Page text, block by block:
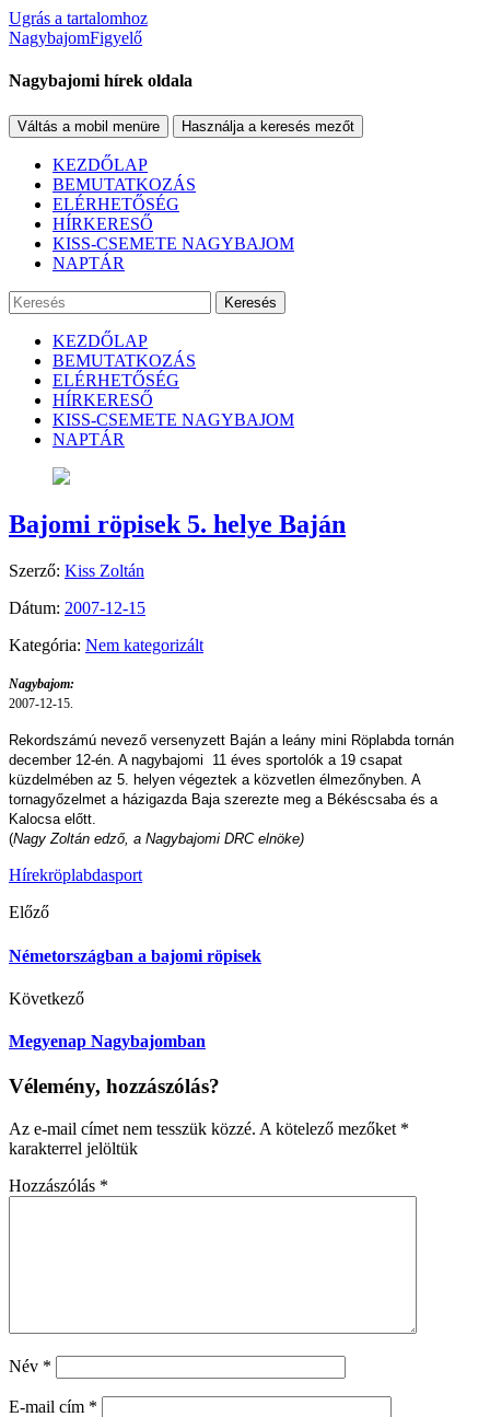
Ugrás a tartalomhoz
NagybajomFigyelő
Nagybajomi hírek oldala
Váltás a mobil menüre Használja a keresés mezőt
KEZDŐLAP
BEMUTATKOZÁS
ELÉRHETŐSÉG
HÍRKERESŐ
KISS-CSEMETE NAGYBAJOM
NAPTÁR
Keresés
KEZDŐLAP
BEMUTATKOZÁS
ELÉRHETŐSÉG
HÍRKERESŐ
KISS-CSEMETE NAGYBAJOM
NAPTÁR
Bajomi röpisek 5. helye Baján
Szerző: Kiss Zoltán
Dátum: 2007-12-15
Kategória: Nem kategorizált
Nagybajom:
2007-12-15.
Rekordszámú nevező versenyzett Baján a leány mini Röplabda tornán
december 12-én. A nagybajomi 11 éves sportolók a 19 csapat
küzdelmében az 5. helyen végeztek a közvetlen élmezőnyben. A
tornagyőzelmet a házigazda Baja szerezte meg a Békéscsaba és a
Kalocsa előtt.
(Nagy Zoltán edző, a Nagybajomi DRC elnöke)
Hírekröplabdasport
Előző
Németországban a bajomi röpisek
Következő
Megyenap Nagybajomban
Vélemény, hozzászólás?
Az e-mail címet nem tesszük közzé. A kötelező mezőket *
karakterrel jelöltük
Hozzászólás *
Név *
E-mail cím *